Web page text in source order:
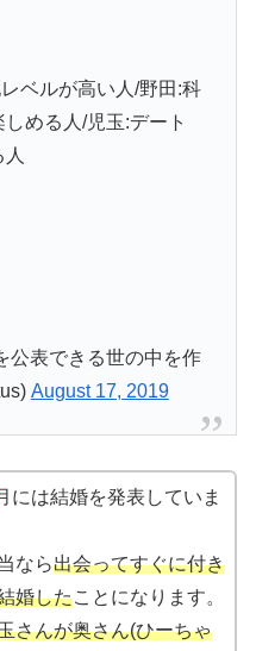
ベルが高い人/野田:科
める人/児玉:デート
表できる世の中を作
August 17, 2019
には結婚を発表していま
なら出会ってすぐに付き
婚したことになります。
さんが奥さん(ひーちゃ